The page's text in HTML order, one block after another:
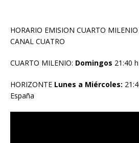
HORARIO EMISION CUARTO
CANAL CUATRO
CUARTO MILENIO: Domingos 21:40
HORIZONTE Lunes a Miércoles:
España